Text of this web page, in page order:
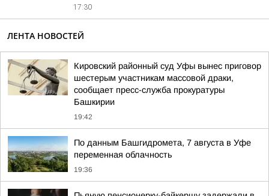
17:30
ЛЕНТА НОВОСТЕЙ
Кировский районный суд Уфы вынес приговор
шестерым участникам массовой драки,
сообщает пресс-служба прокуратуры
Башкирии
19:42
По данным Башгидромета, 7 августа в Уфе
переменная облачность
19:36